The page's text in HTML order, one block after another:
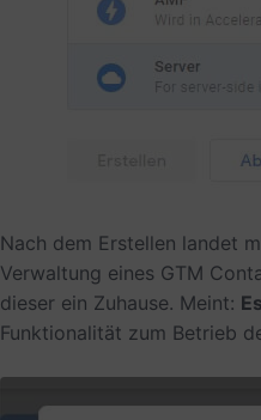
Nach dem Erstellen landet
Verwaltung eines GTM
dieser ein Zuhause. Meint:
Funktionalität zum Betrieb